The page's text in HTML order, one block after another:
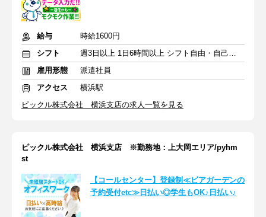
給与
時給1600円
シフト
週3日以上 1日6時間以上 シフト自由・自己申告
雇用形態
派遣社員
アクセス
横浜駅
ピックル株式会社 横浜支店の求人一覧を見る
ピックル株式会社 横浜支店 ※勤務地：上大岡エリア/pyhm
st
【コールセンター】登録制≪ビアガーデンの
予約受付etc≫日払い◎学生もOK♪日払い♪